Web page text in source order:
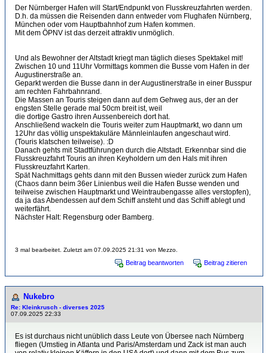
Der Nürnberger Hafen will Start/Endpunkt von Flusskreuzfahrten werden.
D.h. da müssen die Reisenden dann entweder vom Flughafen Nürnberg,
München oder vom Hauptbahnhof zum Hafen kommen.
Mit dem ÖPNV ist das derzeit attraktiv unmöglich.
Und als Bewohner der Altstadt kriegt man täglich dieses Spektakel mit!
Zwischen 10 und 11Uhr Vormittags kommen die Busse vom Hafen in der
Augustinerstraße an.
Geparkt werden die Busse dann in der Augustinerstraße in einer Busspur
am rechten Fahrbahnrand.
Die Massen an Touris steigen dann auf dem Gehweg aus, der an der
engsten Stelle gerade mal 50cm breit ist, weil
die dortige Gastro ihren Aussenbereich dort hat.
Anschließend wackeln die Touris weiter zum Hauptmarkt, wo dann um
12Uhr das völlig unspektakuläre Männleinlaufen angeschaut wird.
(Touris klatschen teilweise). :D
Danach gehts mit Stadtführungen durch die Altstadt. Erkennbar sind die
Flusskreuzfahrt Touris an ihren Keyholdern um den Hals mit ihren
Flusskreuzfahrt Karten.
Spät Nachmittags gehts dann mit den Bussen wieder zurück zum Hafen
(Chaos dann beim 36er Linienbus weil die Hafen Busse wenden und
teilweise zwischen Hauptmarkt und Weintraubengasse alles verstopfen),
da ja das Abendessen auf dem Schiff ansteht und das Schiff ablegt und
weiterfährt.
Nächster Halt: Regensburg oder Bamberg.
3 mal bearbeitet. Zuletzt am 07.09.2025 21:31 von Mezzo.
Beitrag beantworten Beitrag zitieren
Nukebro
Re: Kleinkrusch - diverses 2025
07.09.2025 22:33
Es ist durchaus nicht unüblich dass Leute von Übersee nach Nürnberg
fliegen (Umstieg in Atlanta und Paris/Amsterdam und Zack ist man auch